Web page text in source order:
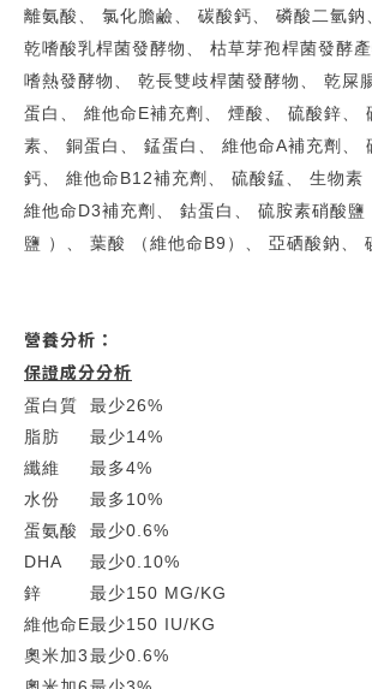
離氨酸、 氯化膽鹼、 碳酸鈣、 磷酸二氫鈉
乾嗜酸乳桿菌發酵物、 枯草芽孢桿菌發酵
嗜熱發酵物、 乾長雙歧桿菌發酵物、 乾屎
蛋白、 維他命E補充劑、 煙酸、 硫酸鋅、
素、 銅蛋白、 錳蛋白、 維他命A補充劑、
鈣、 維他命B12補充劑、 硫酸錳、 生物素
維他命D3補充劑、 鈷蛋白、 硫胺素硝酸鹽
鹽 ）、 葉酸 （維他命B9）、 亞硒酸鈉、
營養分析：
保證成分分析
蛋白質 最少26%
脂肪
最少14%
纖維
最多4%
水份
最多10%
蛋氨酸
最少0.6%
DHA
最少0.10%
鋅
最少150 MG/KG
維他命E最少150 IU/KG
奧米加3最少0.6%